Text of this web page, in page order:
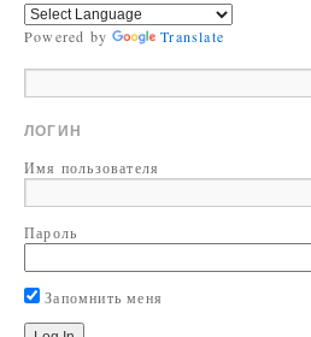
Powered by Translate
ЛОГИН
Имя пользователя
Пароль
Запомнить меня